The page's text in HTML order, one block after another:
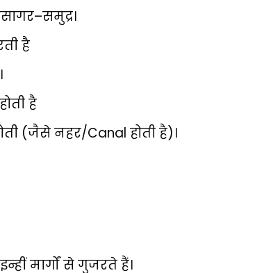
–समुद्र।
है
है
(जैसे नहर/Canal होती है)।
मार्गों से गुजरते हैं।